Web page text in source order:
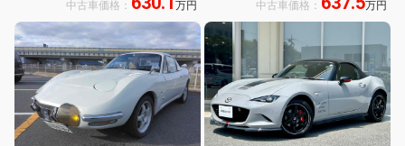
レイ AppleCarPlay/AndroidAuto
中古車価格： 万円
プレイ ハーフレザーシート 前後セン
サー LEDヘッドライト
中古車価格： 万円